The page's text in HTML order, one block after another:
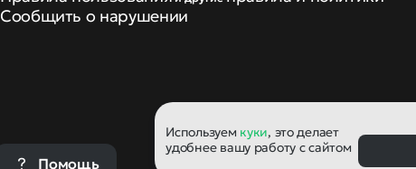
Сообщить о нарушении
Используем куки, это делает
удобнее вашу работу с сайтом
Помощь